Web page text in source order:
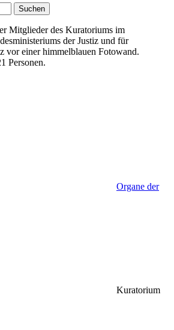
Suchen
Organe der
Kuratorium